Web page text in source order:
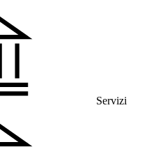
Servizi